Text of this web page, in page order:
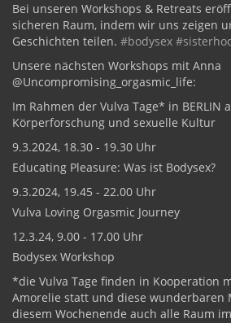
Bei unseren Workshops & Retreats
sicheren Raum, indem wir uns zeigen
Geschichten teilen. #bodysex
Unsere nächsten Workshops mit Anna
@Uncompromising_orgasmic_life:
Im Rahmen der Vulva Tage* in BERLIN
Körperforschung und sexuelle Kultur
9.3.2024, 18.30 - 19.30 Uhr
Educating Pleasure: Was ist Bodysex?
9.3.2024, 19.45 - 22.00 Uhr
Vulva Loving Orgasmic Journey
12.3.24, 9.00 - 17.00 Uhr
Bodysex Workshop
*die Vulva Tage finden in Kooperation
Amorelie statt und diese wunderbaren
diesem Wochenende auch alle Raum im